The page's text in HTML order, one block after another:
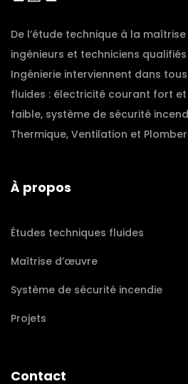
De l’étude technique à la
ingénieurs et techniciens qualifiés
Ingénierie interviennent dans
fluides : électricité courant fort
faible, système de sécurité
Thermique, Ventilation et
À propos
Études techniques fluides
Maîtrise d’œuvre
Système de sécurité incendie
Projets
Contact